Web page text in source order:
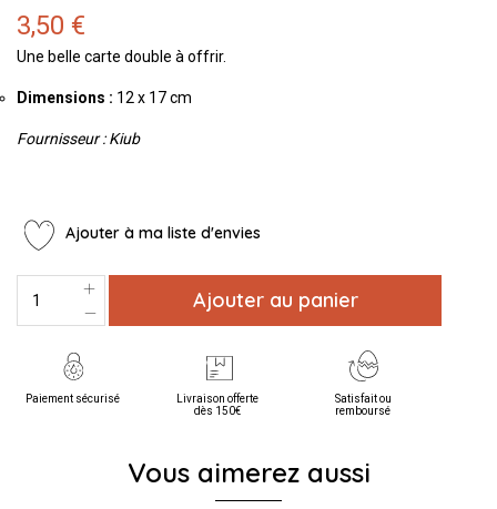
3,50 €
Une belle carte double à offrir.
Dimensions : 12 x 17 cm
Fournisseur : Kiub
Ajouter à ma liste d'envies
Ajouter au panier
Paiement sécurisé
Livraison offerte
dès 150€
Satisfait ou
remboursé
Vous aimerez aussi